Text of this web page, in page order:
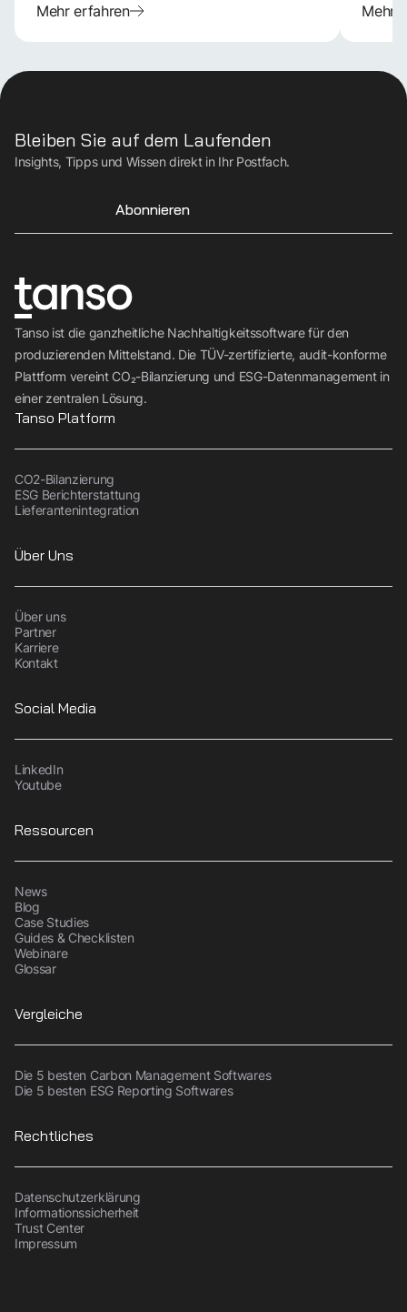
Mehr erfahren Mehr
Tanso ist die ganzheitliche Nachhaltigkeitssoftware für den
produzierenden Mittelstand. Die TÜV-zertifizierte, audit-konforme
Plattform vereint CO₂-Bilanzierung und ESG-Datenmanagement in
einer zentralen Lösung.
Bleiben Sie auf dem Laufenden
Insights, Tipps und Wissen direkt in Ihr Postfach.
Abonnieren
Tanso Platform
CO2-Bilanzierung
ESG Berichterstattung
Lieferantenintegration
Über Uns
Über uns
Partner
Karriere
Kontakt
Social Media
LinkedIn
Youtube
Ressourcen
News
Blog
Case Studies
Guides & Checklisten
Webinare
Glossar
Vergleiche
Die 5 besten Carbon Management Softwares
Die 5 besten ESG Reporting Softwares
Rechtliches
Datenschutzerklärung
Informationssicherheit
Trust Center
Impressum